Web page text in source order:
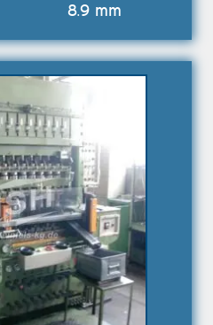
8.9 mm